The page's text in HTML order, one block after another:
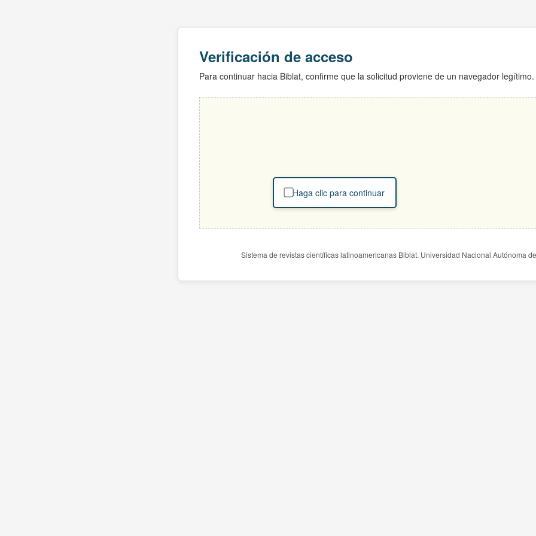
Verificación de acceso
Para continuar hacia Biblat, confirme que la solicitud proviene de un navegador legítimo.
Haga clic para continuar
Sistema de revistas científicas latinoamericanas Biblat. Universidad Nacional Autónoma